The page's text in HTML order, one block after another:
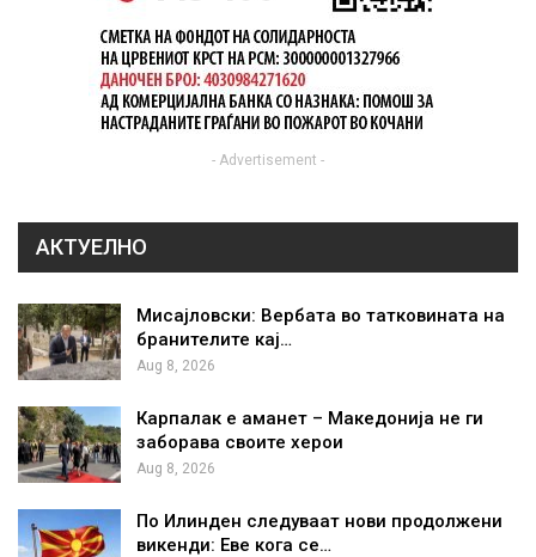
- Advertisement -
АКТУЕЛНО
Мисајловски: Вербата во татковината на
бранителите кај…
Aug 8, 2026
Карпалак е аманет – Македонија не ги
заборава своите херои
Aug 8, 2026
По Илинден следуваат нови продолжени
викенди: Еве кога се…